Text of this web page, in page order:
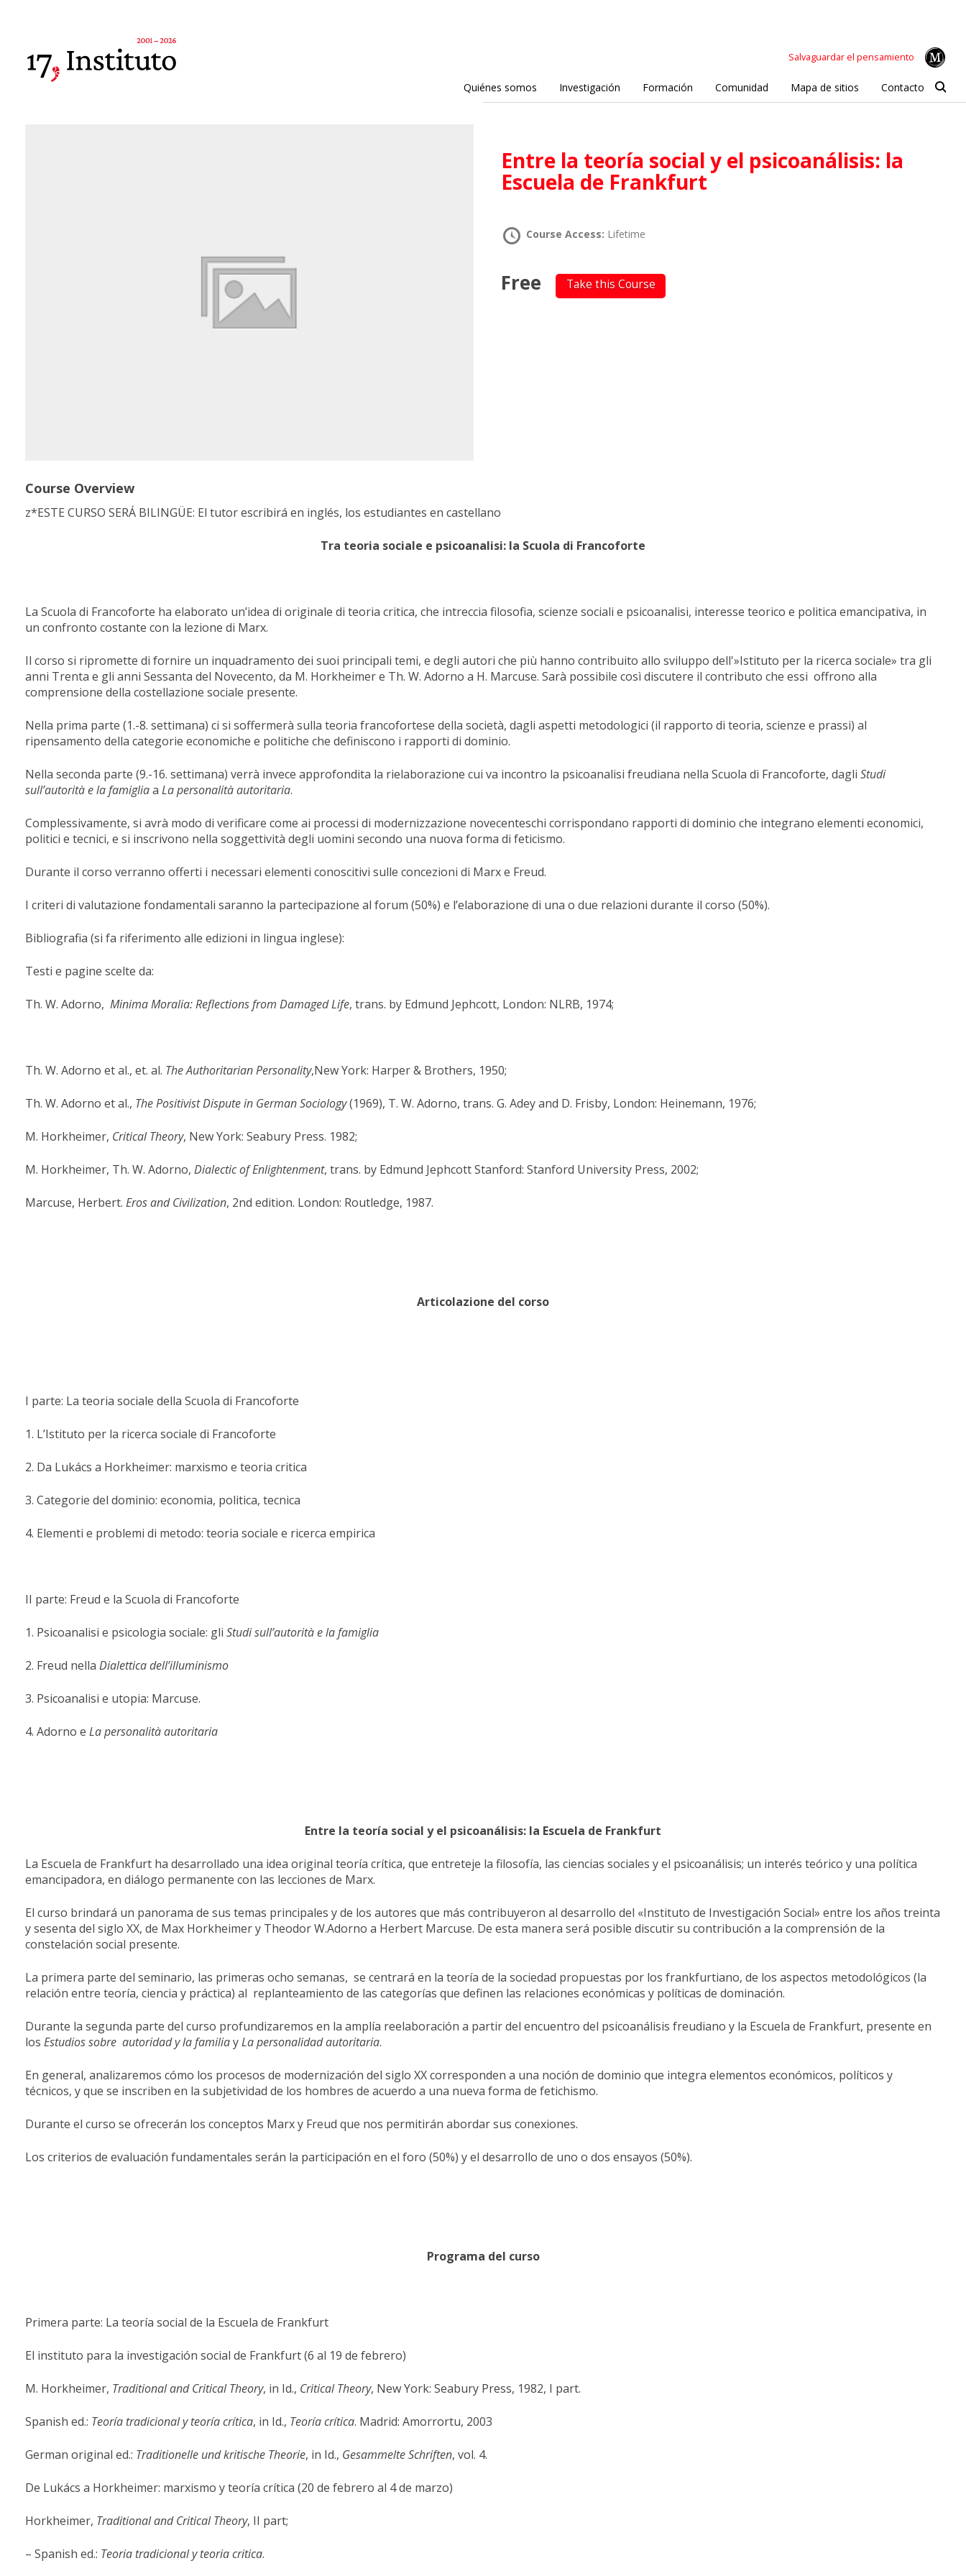
Salvaguardar el pensamiento
Quiénes somos Investigación Formación Comunidad Mapa de sitios Contacto
Entre la teoría social y el psicoanálisis: la
Escuela de Frankfurt
Course Access: Lifetime
Free Take this Course
Course Overview
z*ESTE CURSO SERÁ BILINGÜE: El tutor escribirá en inglés, los estudiantes en castellano
Tra teoria sociale e psicoanalisi: la Scuola di Francoforte
La Scuola di Francoforte ha elaborato un’idea di originale di teoria critica, che intreccia filosofia, scienze sociali e psicoanalisi, interesse teorico e politica emancipativa, in
un confronto costante con la lezione di Marx.
Il corso si ripromette di fornire un inquadramento dei suoi principali temi, e degli autori che più hanno contribuito allo sviluppo dell'»Istituto per la ricerca sociale» tra gli
anni Trenta e gli anni Sessanta del Novecento, da M. Horkheimer e Th. W. Adorno a H. Marcuse. Sarà possibile così discutere il contributo che essi offrono alla
comprensione della costellazione sociale presente.
Nella prima parte (1.-8. settimana) ci si soffermerà sulla teoria francofortese della società, dagli aspetti metodologici (il rapporto di teoria, scienze e prassi) al
ripensamento della categorie economiche e politiche che definiscono i rapporti di dominio.
Nella seconda parte (9.-16. settimana) verrà invece approfondita la rielaborazione cui va incontro la psicoanalisi freudiana nella Scuola di Francoforte, dagli Studi
sull’autoritàelafamigliaa Lapersonalitàautoritaria.
Complessivamente, si avrà modo di verificare come ai processi di modernizzazione novecenteschi corrispondano rapporti di dominio che integrano elementi economici,
politici e tecnici, e si inscrivono nella soggettività degli uomini secondo una nuova forma di feticismo.
Durante il corso verranno offerti i necessari elementi conoscitivi sulle concezioni di Marx e Freud.
I criteri di valutazione fondamentali saranno la partecipazione al forum (50%) e l’elaborazione di una o due relazioni durante il corso (50%).
Bibliografia (si fa riferimento alle edizioni in lingua inglese):
Testi e pagine scelte da:
Th. W. Adorno, MinimaMoralia:Reflectionsfrom DamagedLife, trans. by Edmund Jephcott, London: NLRB, 1974;
Th. W. Adorno et al., et. al. TheAuthoritarianPersonality,New York: Harper & Brothers, 1950;
Th. W. Adorno et al., ThePositivistDisputein GermanSociology(1969), T. W. Adorno, trans. G. Adey and D. Frisby, London: Heinemann, 1976;
M. Horkheimer, Critical Theory, New York: Seabury Press. 1982;
M. Horkheimer, Th. W. Adorno, DialecticofEnlightenment, trans. by Edmund Jephcott Stanford: Stanford University Press, 2002;
Marcuse, Herbert. Erosand Civilization, 2nd edition. London: Routledge, 1987.
Articolazione del corso
I parte: La teoria sociale della Scuola di Francoforte
1. L’Istituto per la ricerca sociale di Francoforte
2. Da Lukács a Horkheimer: marxismo e teoria critica
3. Categorie del dominio: economia, politica, tecnica
4. Elementi e problemi di metodo: teoria sociale e ricerca empirica
II parte: Freud e la Scuola di Francoforte
1. Psicoanalisi e psicologia sociale: gli Studisull’autoritàelafamiglia
2. Freud nella Dialetticadell’illuminismo
3. Psicoanalisi e utopia: Marcuse.
4. Adorno e La personalità autoritaria
Entre la teoría social y el psicoanálisis: la Escuela de Frankfurt
La Escuela de Frankfurt ha desarrollado una idea original teoría crítica, que entreteje la filosofía, las ciencias sociales y el psicoanálisis; un interés teórico y una política
emancipadora, en diálogo permanente con las lecciones de Marx.
El curso brindará un panorama de sus temas principales y de los autores que más contribuyeron al desarrollo del «Instituto de Investigación Social» entre los años treinta
y sesenta del siglo XX, de Max Horkheimer y Theodor W.Adorno a Herbert Marcuse. De esta manera será posible discutir su contribución a la comprensión de la
constelación social presente.
La primera parte del seminario, las primeras ocho semanas, se centrará en la teoría de la sociedad propuestas por los frankfurtiano, de los aspectos metodológicos (la
relación entre teoría, ciencia y práctica) al replanteamiento de las categorías que definen las relaciones económicas y políticas de dominación.
Durante la segunda parte del curso profundizaremos en la amplía reelaboración a partir del encuentro del psicoanálisis freudiano y la Escuela de Frankfurt, presente en
los Estudiossobre autoridadylafamiliayLapersonalidadautoritaria.
En general, analizaremos cómo los procesos de modernización del siglo XX corresponden a una noción de dominio que integra elementos económicos, políticos y
técnicos, y que se inscriben en la subjetividad de los hombres de acuerdo a una nueva forma de fetichismo.
Durante el curso se ofrecerán los conceptos Marx y Freud que nos permitirán abordar sus conexiones.
Los criterios de evaluación fundamentales serán la participación en el foro (50%) y el desarrollo de uno o dos ensayos (50%).
Programa del curso
Primera parte: La teoría social de la Escuela de Frankfurt
El instituto para la investigación social de Frankfurt (6 al 19 de febrero)
M. Horkheimer, Traditionaland Critical Theory, in Id., Critical Theory, New York: Seabury Press, 1982, I part.
Spanish ed.: Teoría tradicionaly teoríacrítica, in Id., Teoríacrítica. Madrid: Amorrortu, 2003
German original ed.: Traditionelle undkritische Theorie, in Id., GesammelteSchriften, vol. 4.
De Lukács a Horkheimer: marxismo y teoría crítica (20 de febrero al 4 de marzo)
Horkheimer, Traditionaland Critical Theory, II part;
– Spanish ed.: Teoria tradicionaly teoriacritica.